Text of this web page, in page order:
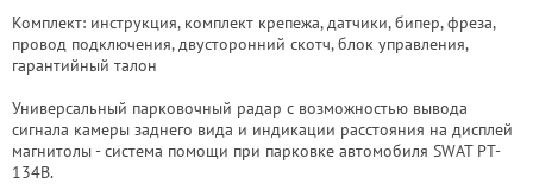
Комплект: инструкция, комплект крепежа, датчики, бипер, фреза,
провод подключения, двусторонний скотч, блок управления,
гарантийный талон
Универсальный парковочный радар с возможностью вывода
сигнала камеры заднего вида и индикации расстояния на дисплей
магнитолы - система помощи при парковке автомобиля SWAT PT-
134B.